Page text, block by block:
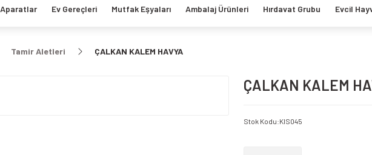
Aparatlar Ev Gereçleri Mutfak Eşyaları Ambalaj Ürünleri Hırdavat Grubu Evcil
Tamir Aletleri ÇALKAN KALEM HAVYA
ÇALKAN KALEM
Stok Kodu:KIS045